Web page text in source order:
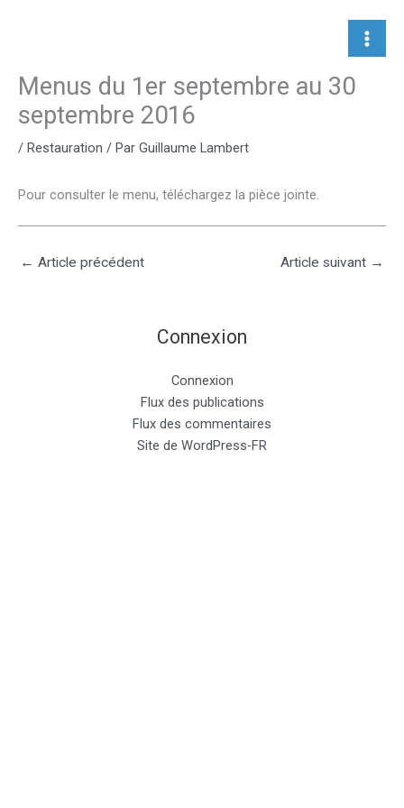
Menus du 1er septembre au 30
septembre 2016
/ Restauration / Par Guillaume Lambert
Pour consulter le menu, téléchargez la pièce jointe.
← Article précédent Article suivant →
Connexion
Connexion
Flux des publications
Flux des commentaires
Site de WordPress-FR